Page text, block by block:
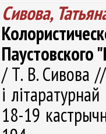
Сивова,
Паустовского
/ Т. В. Сивова
i
18-19